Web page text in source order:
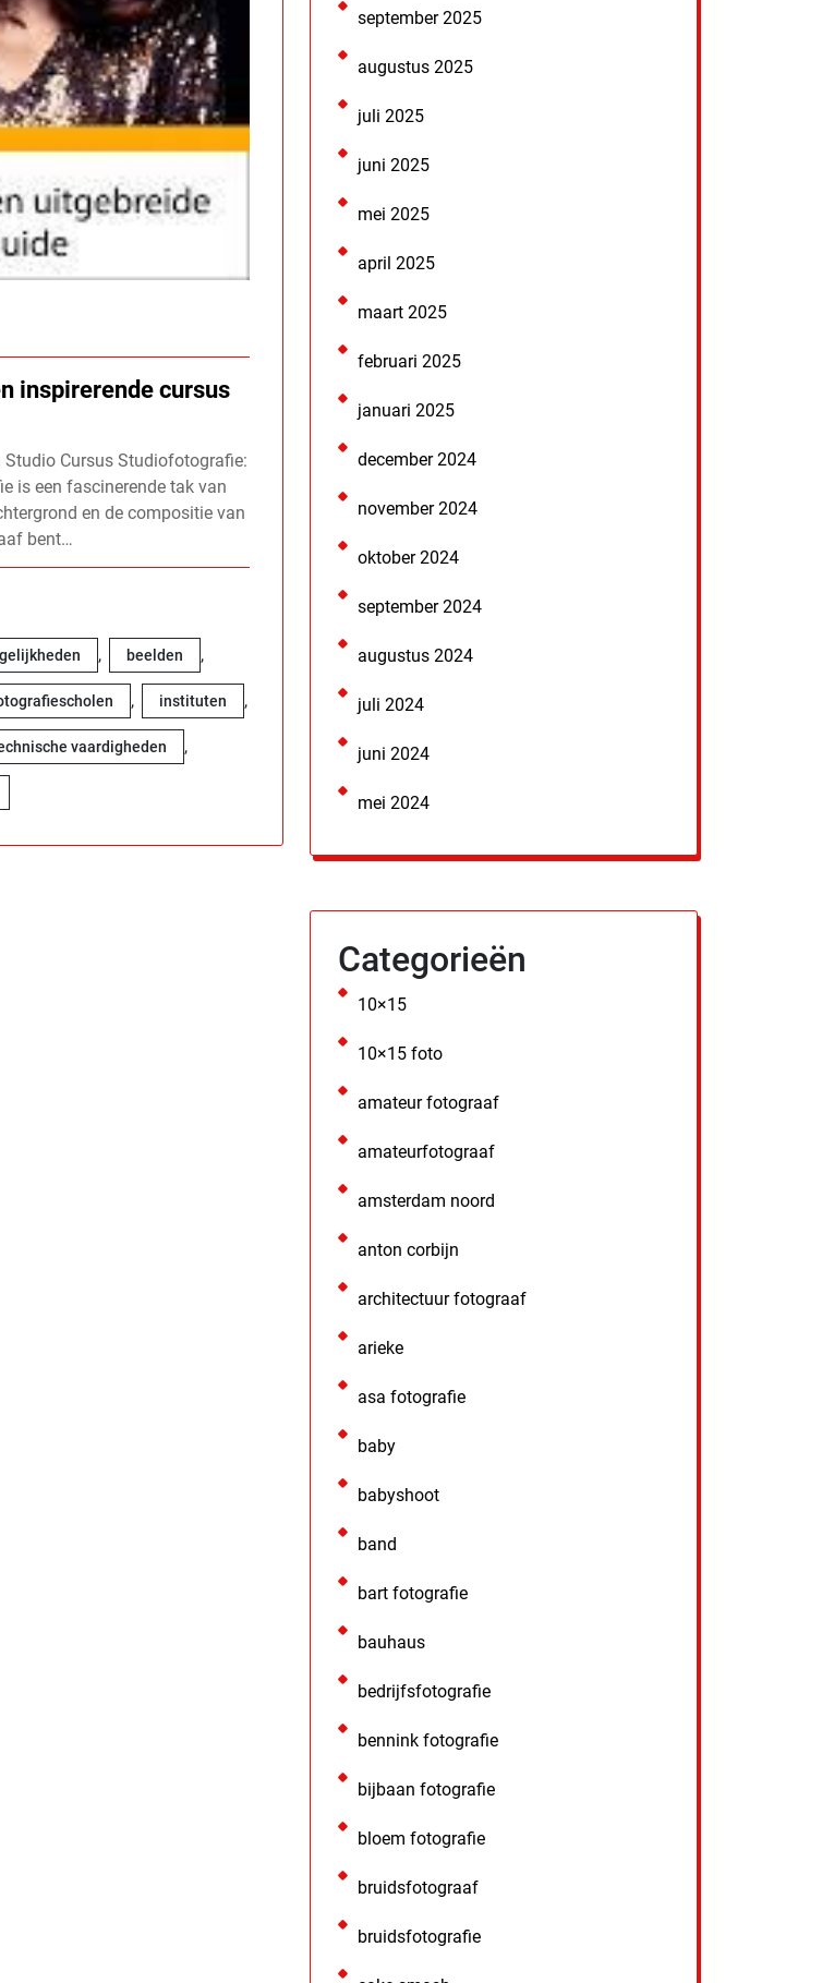
inspirerende cursus
Cursus Studiofotografie:
is een fascinerende tak van
en de compositie van
bent…
, beelden ,
, instituten ,
vaardigheden ,
september 2025
augustus 2025
juli 2025
juni 2025
mei 2025
april 2025
maart 2025
februari 2025
januari 2025
december 2024
november 2024
oktober 2024
september 2024
augustus 2024
juli 2024
juni 2024
mei 2024
Categorieën
10×15
10×15 foto
amateur fotograaf
amateurfotograaf
amsterdam noord
anton corbijn
architectuur fotograaf
arieke
asa fotografie
baby
babyshoot
band
bart fotografie
bauhaus
bedrijfsfotografie
bennink fotografie
bijbaan fotografie
bloem fotografie
bruidsfotograaf
bruidsfotografie